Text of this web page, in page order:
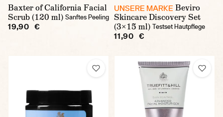
Baxter of California Facial
Scrub (120 ml) Sanftes Peeling
19,90 €
UNSERE MARKE Beviro
Skincare Discovery Set
(3×15 ml) Testset Hautpflege
11,90 €